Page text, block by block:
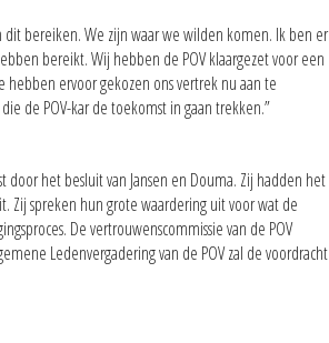
bereiken. We zijn waar we wilden komen. Ik ben er
bereikt. Wij hebben de POV klaargezet voor een
ervoor gekozen ons vertrek nu aan te
de POV-kar de toekomst in gaan trekken.”
door het besluit van Jansen en Douma. Zij hadden het
Zij spreken hun grote waardering uit voor wat de
De vertrouwenscommissie van de POV
Ledenvergadering van de POV zal de voordracht